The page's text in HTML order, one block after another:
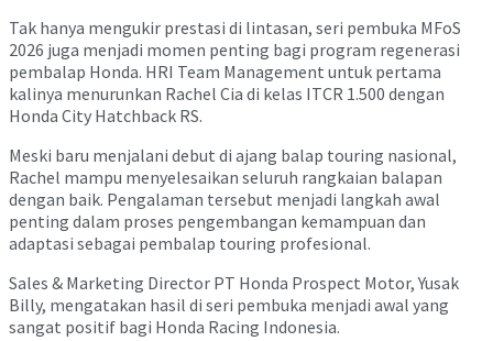
Tak hanya mengukir prestasi di lintasan, seri pembuka MFoS
2026 juga menjadi momen penting bagi program regenerasi
pembalap Honda. HRI Team Management untuk pertama
kalinya menurunkan Rachel Cia di kelas ITCR 1.500 dengan
Honda City Hatchback RS.
Meski baru menjalani debut di ajang balap touring nasional,
Rachel mampu menyelesaikan seluruh rangkaian balapan
dengan baik. Pengalaman tersebut menjadi langkah awal
penting dalam proses pengembangan kemampuan dan
adaptasi sebagai pembalap touring profesional.
Sales & Marketing Director PT Honda Prospect Motor, Yusak
Billy, mengatakan hasil di seri pembuka menjadi awal yang
sangat positif bagi Honda Racing Indonesia.